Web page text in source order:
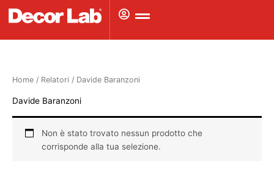
Home / Relatori / Davide Baranzoni
Davide Baranzoni
Non è stato trovato nessun prodotto che
corrisponde alla tua selezione.